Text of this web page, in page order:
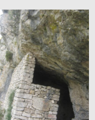
Fast
Plažni